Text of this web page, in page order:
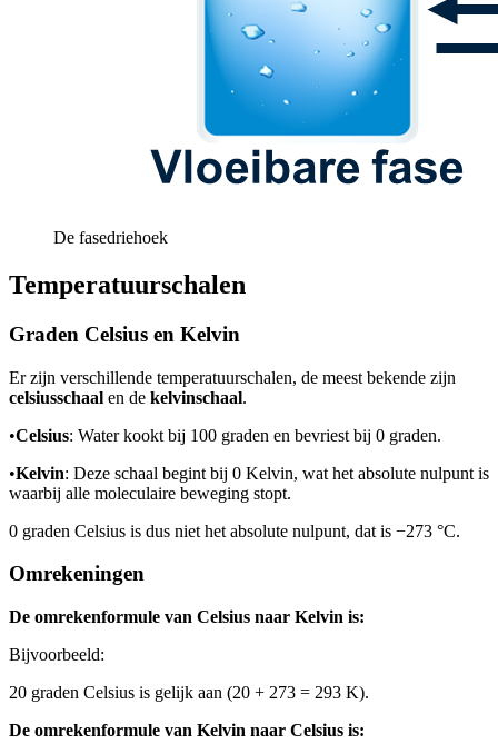
De fasedriehoek
Temperatuurschalen
Graden Celsius en Kelvin
Er zijn verschillende temperatuurschalen, de meest bekende zijn
celsiusschaal en de kelvinschaal.
•Celsius: Water kookt bij 100 graden en bevriest bij 0 graden.
•Kelvin: Deze schaal begint bij 0 Kelvin, wat het absolute nulpunt is
waarbij alle moleculaire beweging stopt.
0 graden Celsius is dus niet het absolute nulpunt, dat is −273 °C.
Omrekeningen
De omrekenformule van Celsius naar Kelvin is:
Bijvoorbeeld:
20 graden Celsius is gelijk aan (20 + 273 = 293 K).
De omrekenformule van Kelvin naar Celsius is: